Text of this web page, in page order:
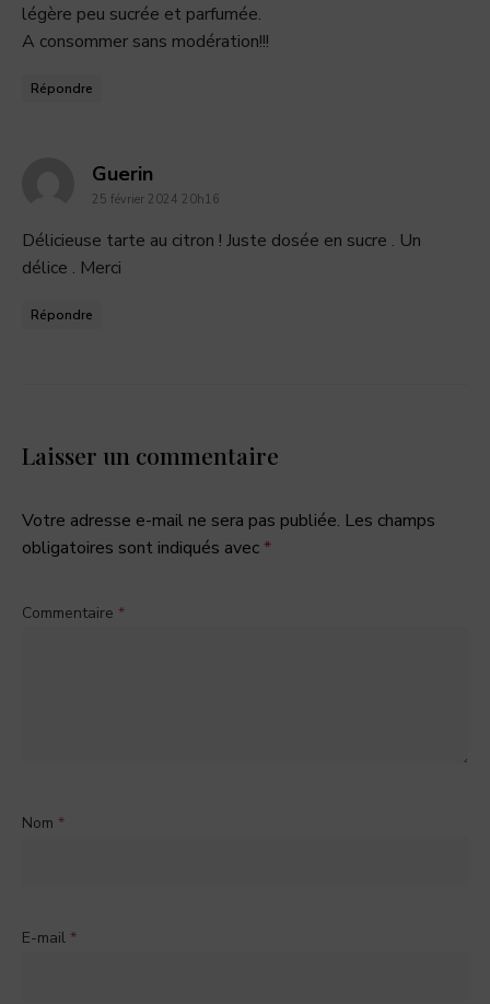
légère peu sucrée et parfumée.
A consommer sans modération!!!
Répondre
Guerin
:
25 février 2024 20h16
Délicieuse tarte au citron ! Juste dosée en sucre . Un
délice . Merci
Répondre
Laisser un commentaire
Votre adresse e-mail ne sera pas publiée. Les champs
obligatoires sont indiqués avec*
Commentaire *
Nom *
E-mail *